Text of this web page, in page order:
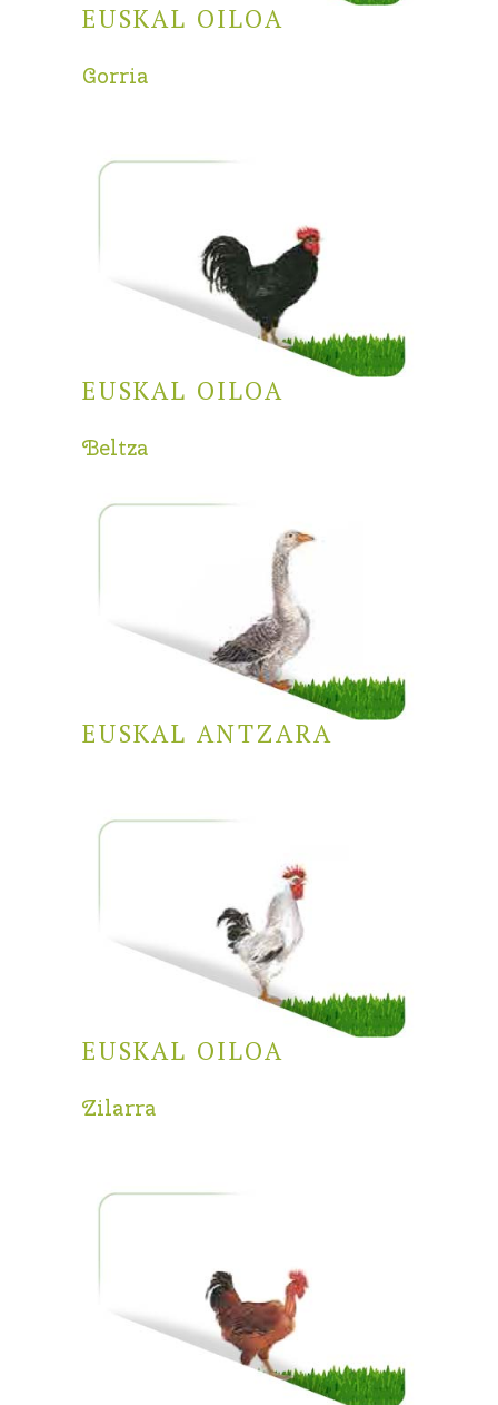
EUSKAL OILOA
Gorria
EUSKAL OILOA
Beltza
EUSKAL ANTZARA
EUSKAL OILOA
Zilarra